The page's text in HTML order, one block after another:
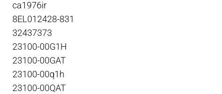
ca1976ir
8EL012428-831
32437373
23100-00G1H
23100-00GAT
23100-00q1h
23100-00QAT